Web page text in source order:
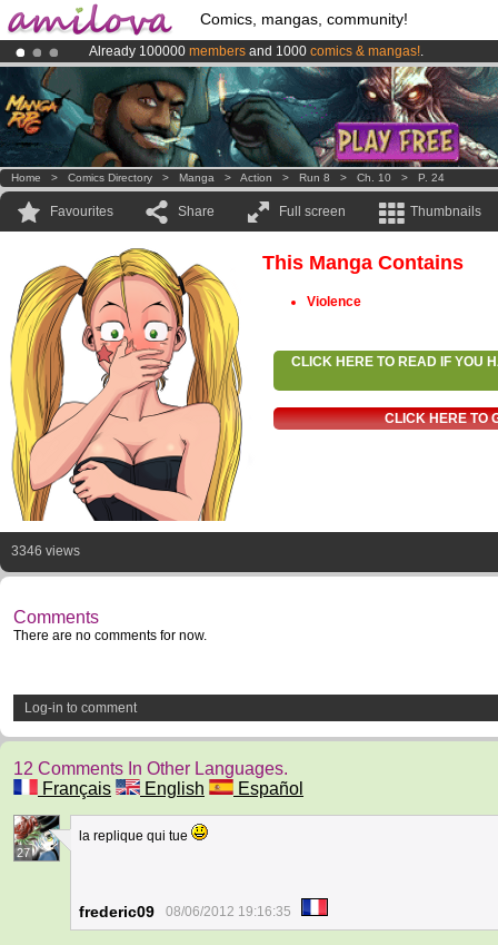
Comics, mangas, community!
Already 100000 members and 1000 comics & mangas!.
AmilovaKickstarter is now LIVE!.
Premium membership from3.95 euros per month !Get membership
Home > Comics Directory > Manga > Action > Run 8 > Ch. 10 > P. 24
Favourites Share Full screen Thumbnails
This Manga Contains
Violence
CLICK HERE TO READ IF YOU
CLICK HERE TO
3346 views
Comments
There are no comments for now.
Log-in to comment
12 Comments In Other Languages.
Français
English Español
27
la replique qui tue
frederic09 08/06/2012 19:16:35